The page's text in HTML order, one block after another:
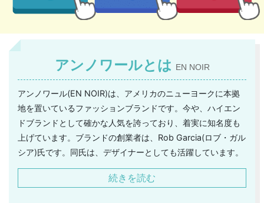
アンノワールとは EN NOIR
アンノワール(EN NOIR)は、アメリカのニューヨークに本拠
地を置いているファッションブランドです。今や、ハイエン
ドブランドとして確かな人気を誇っており、着実に知名度も
上げています。ブランドの創業者は、Rob Garcia(ロブ・ガル
シア)氏です。同氏は、デザイナーとしても活躍しています。
アンノワールでは、ブランド名の通り、ブラックをベースと
したコレクションを中心に展開を行なっています。オートク
続きを読む